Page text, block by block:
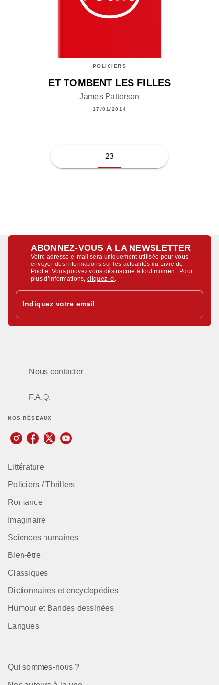
POLICIERS
ET TOMBENT LES FILLES
James Patterson
17/01/2014
23
ABONNEZ-VOUS À LA NEWSLETTER
Votre adresse e-mail sera uniquement utilisée pour vous
envoyer des informations sur les actualités du Livre de
Poche. Vous pouvez vous désinscrire à tout moment. Pour
plus d’informations,cliquez ici
Indiquez votre email
Nous contacter
F.A.Q.
NOS RÉSEAUX
Littérature
Policiers / Thrillers
Romance
Imaginaire
Sciences humaines
Bien-être
Classiques
Dictionnaires et encyclopédies
Humour et Bandes dessinées
Langues
Qui sommes-nous ?